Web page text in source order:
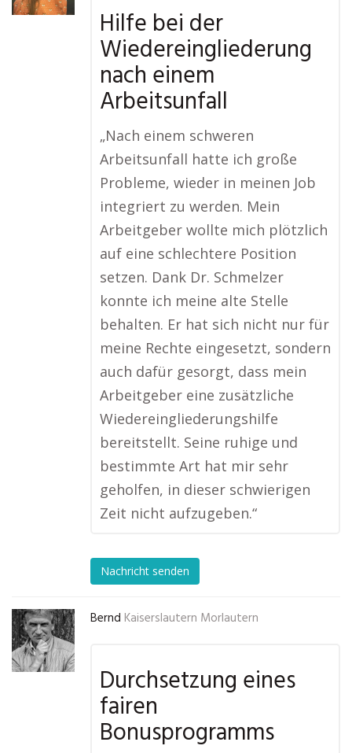
Hilfe bei der
Wiedereingliederung
nach einem
Arbeitsunfall
„Nach einem schweren
Arbeitsunfall hatte ich große
Probleme, wieder in meinen Job
integriert zu werden. Mein
Arbeitgeber wollte mich plötzlich
auf eine schlechtere Position
setzen. Dank Dr. Schmelzer
konnte ich meine alte Stelle
behalten. Er hat sich nicht nur für
meine Rechte eingesetzt, sondern
auch dafür gesorgt, dass mein
Arbeitgeber eine zusätzliche
Wiedereingliederungshilfe
bereitstellt. Seine ruhige und
bestimmte Art hat mir sehr
geholfen, in dieser schwierigen
Zeit nicht aufzugeben.“
Nachricht senden
Bernd Kaiserslautern Morlautern
Durchsetzung eines
fairen
Bonusprogramms